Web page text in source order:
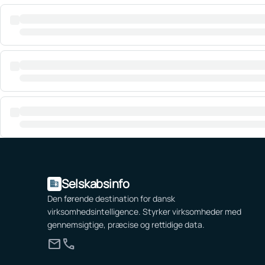
domain Selskabsinfo
Den førende destination for dansk
virksomhedsintelligence. Styrker virksomheder med
gennemsigtige, præcise og rettidige data.
mailcall